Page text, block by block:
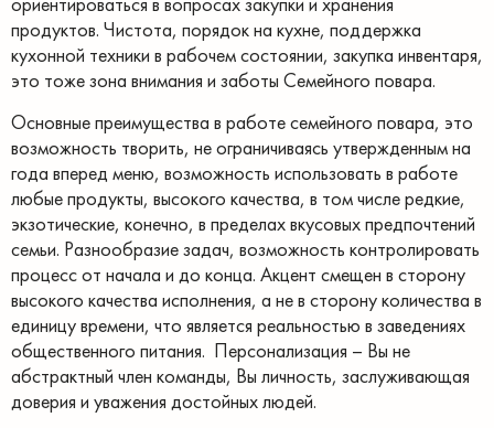
продуктов. Чистота, порядок на кухне, поддержка
кухонной техники в рабочем состоянии, закупка инвентаря,
это тоже зона внимания и заботы Семейного повара.
Основные преимущества в работе семейного повара, это
возможность творить, не ограничиваясь утвержденным на
года вперед меню, возможность использовать в работе
любые продукты, высокого качества, в том числе редкие,
экзотические, конечно, в пределах вкусовых предпочтений
семьи. Разнообразие задач, возможность контролировать
процесс от начала и до конца. Акцент смещен в сторону
высокого качества исполнения, а не в сторону количества в
единицу времени, что является реальностью в заведениях
общественного питания. Персонализация – Вы не
абстрактный член команды, Вы личность, заслуживающая
доверия и уважения достойных людей.